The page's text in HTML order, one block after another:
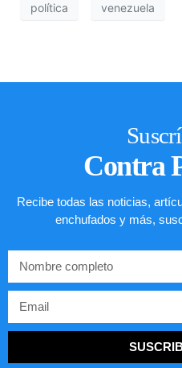
política venezuela
Contra
Recibe todas las noticias,
enchufados y más,